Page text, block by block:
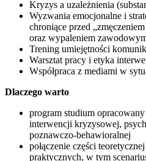
Kryzys a uzależnienia
Wyzwania emocjonalne i
chroniące przed
oraz wypaleniem
Trening umiejętności
Warsztat pracy i etyka
Współpraca z mediami w
Dlaczego warto
program studium
interwencji kryzysowej,
poznawczo-behawioralnej
połączenie części
praktycznych, w tym